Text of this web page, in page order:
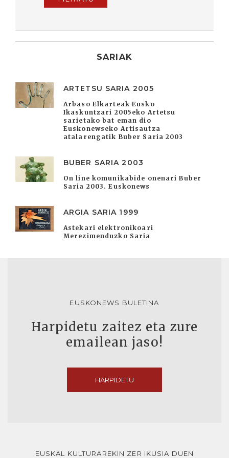
SARIAK
ARTETSU SARIA 2005
Arbaso Elkarteak Eusko
Ikaskuntzari 2005eko Artetsu
sarietako bat eman dio
Euskonewseko Artisautza
atalarengatik Buber Saria 2003
BUBER SARIA 2003
On line komunikabide onenari Buber
Saria 2003. Euskonews
ARGIA SARIA 1999
Astekari elektronikoari
Merezimenduzko Saria
EUSKONEWS BULETINA
Harpidetu zaitez eta zure
emailean jaso!
HARPIDETU
EUSKAL KULTURAREKIN ZER IKUSIA DUEN